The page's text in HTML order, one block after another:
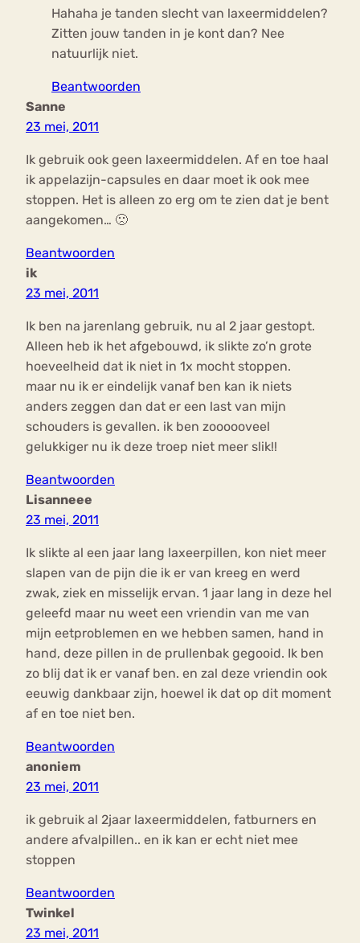
Hahaha je tanden slecht van laxeermiddelen?
Zitten jouw tanden in je kont dan? Nee
natuurlijk niet.
Beantwoorden
Sanne
23 mei, 2011
Ik gebruik ook geen laxeermiddelen. Af en toe haal
ik appelazijn-capsules en daar moet ik ook mee
stoppen. Het is alleen zo erg om te zien dat je bent
aangekomen… 🙁
Beantwoorden
ik
23 mei, 2011
Ik ben na jarenlang gebruik, nu al 2 jaar gestopt.
Alleen heb ik het afgebouwd, ik slikte zo’n grote
hoeveelheid dat ik niet in 1x mocht stoppen.
maar nu ik er eindelijk vanaf ben kan ik niets
anders zeggen dan dat er een last van mijn
schouders is gevallen. ik ben zoooooveel
gelukkiger nu ik deze troep niet meer slik!!
Beantwoorden
Lisanneee
23 mei, 2011
Ik slikte al een jaar lang laxeerpillen, kon niet meer
slapen van de pijn die ik er van kreeg en werd
zwak, ziek en misselijk ervan. 1 jaar lang in deze hel
geleefd maar nu weet een vriendin van me van
mijn eetproblemen en we hebben samen, hand in
hand, deze pillen in de prullenbak gegooid. Ik ben
zo blij dat ik er vanaf ben. en zal deze vriendin ook
eeuwig dankbaar zijn, hoewel ik dat op dit moment
af en toe niet ben.
Beantwoorden
anoniem
23 mei, 2011
ik gebruik al 2jaar laxeermiddelen, fatburners en
andere afvalpillen.. en ik kan er echt niet mee
stoppen
Beantwoorden
Twinkel
23 mei, 2011